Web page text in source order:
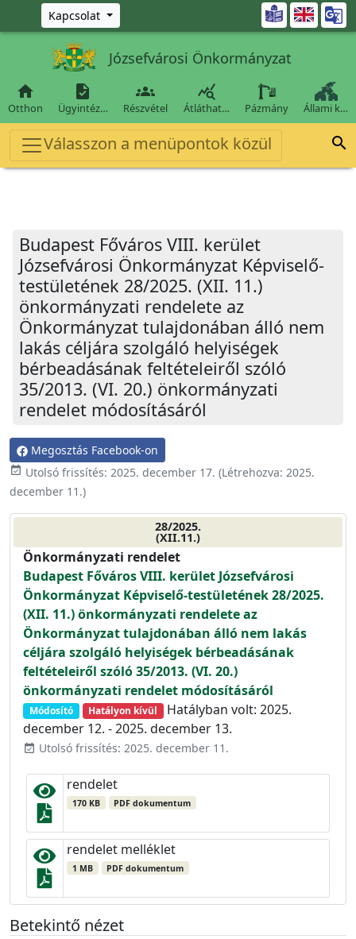
Ugrás a fő tartalomra
Kapcsolat 
Józsefvárosi Önkormányzat

Otthon

Ügyintéz…

Részvétel

Átláthat… Pázmány Állami k…
Válasszon a menüpontok közül 
Budapest Főváros VIII. kerület
Józsefvárosi Önkormányzat Képviselő-
testületének 28/2025. (XII. 11.)
önkormányzati rendelete az
Önkormányzat tulajdonában álló nem
lakás céljára szolgáló helyiségek
bérbeadásának feltételeiről szóló
35/2013. (VI. 20.) önkormányzati
rendelet módosításáról
Megosztás Facebook-on
event_available Utolsó frissítés: 2025. december 17. (Létrehozva: 2025.
december 11.)
28/2025.
(XII.11.)
Önkormányzati rendelet
Budapest Főváros VIII. kerület Józsefvárosi
Önkormányzat Képviselő-testületének 28/2025.
(XII. 11.) önkormányzati rendelete az
Önkormányzat tulajdonában álló nem lakás
céljára szolgáló helyiségek bérbeadásának
feltételeiről szóló 35/2013. (VI. 20.)
önkormányzati rendelet módosításáról
Módosító Hatályon kívül
Hatályban volt: 2025.
december 12. - 2025. december 13.
event_available Utolsó frissítés: 2025. december 11.
rendelet
170 KB PDF dokumentum
rendelet melléklet
1 MB PDF dokumentum
Betekintő nézet